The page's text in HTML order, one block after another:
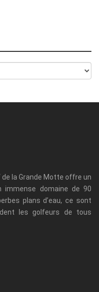
la Grande Motte offre un
immense domaine de 90
plans d’eau, ce sont
les golfeurs de tous